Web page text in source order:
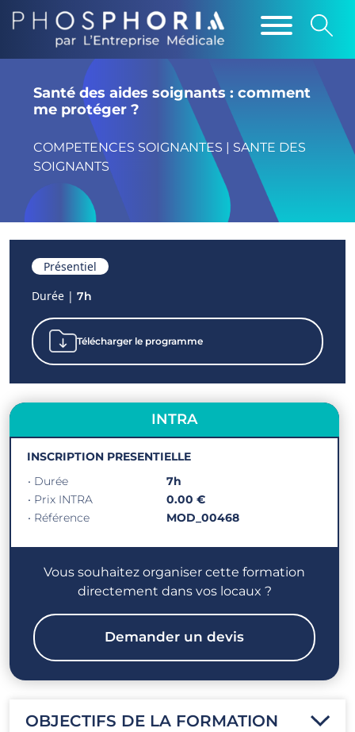
Santé des aides soignants : comment
me protéger ?
COMPETENCES SOIGNANTES | SANTE DES
SOIGNANTS
Présentiel
Durée | 7h
Télécharger le programme
INTRA
INSCRIPTION PRESENTIELLE
• Durée
7h
• Prix INTRA
0.00 €
• Référence
MOD_00468
Vous souhaitez organiser cette formation
directement dans vos locaux ?
Demander un devis
OBJECTIFS DE LA FORMATION